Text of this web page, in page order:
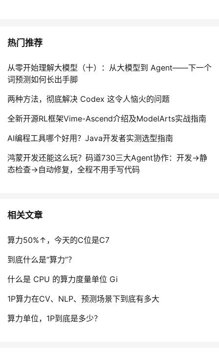
热门推荐
从零开始理解大模型（十）：从大模型到 Agent——下一个
词预测如何长出手脚
两种方法，彻底解决 Codex 这令人恼火的问题
全新开源RL框架Vime-Ascend介绍及ModelArts实战指南
AI编程工具哪个好用？Java开发者实测选型指南
鸿蒙开发还能这么玩？码道730三大Agent协作：开发→静
态检查→自动修复，全程不用手写代码
相关文章
算力50%↑，今天的C位是C7
到底什么是“算力”？
什么是 CPU 的算力度量单位 Gi
1P算力在CV、NLP、预测场景下到底有多大
算力单位，1P到底是多少？